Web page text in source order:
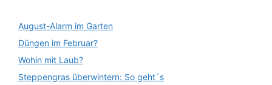
August-Alarm im Garten
Düngen im Februar?
Wohin mit Laub?
Steppengras überwintern: So geht´s